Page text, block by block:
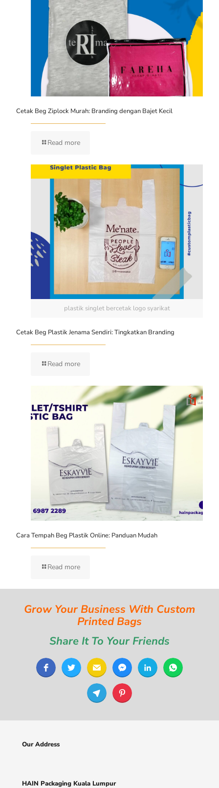
Cetak Beg Ziplock Murah: Branding dengan Bajet Kecil
Read more
plastik singlet bercetak logo syarikat
Cetak Beg Plastik Jenama Sendiri: Tingkatkan Branding
Read more
Cara Tempah Beg Plastik Online: Panduan Mudah
Read more
Grow Your Business With Custom
Printed Bags
Share It To Your Friends
Our Address
HAIN Packaging Kuala Lumpur